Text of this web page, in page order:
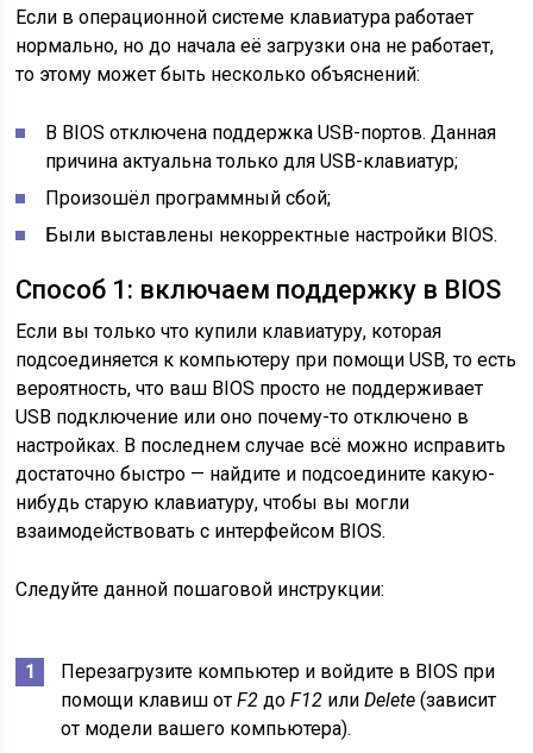
Если в операционной системе клавиатура работает
нормально, но до начала её загрузки она не работает,
то этому может быть несколько объяснений:
В BIOS отключена поддержка USB-портов. Данная
причина актуальна только для USB-клавиатур;
Произошёл программный сбой;
Были выставлены некорректные настройки BIOS.
Способ 1: включаем поддержку в BIOS
Если вы только что купили клавиатуру, которая
подсоединяется к компьютеру при помощи USB, то есть
вероятность, что ваш BIOS просто не поддерживает
USB подключение или оно почему-то отключено в
настройках. В последнем случае всё можно исправить
достаточно быстро — найдите и подсоедините какую-
нибудь старую клавиатуру, чтобы вы могли
взаимодействовать с интерфейсом BIOS.
Следуйте данной пошаговой инструкции:
Перезагрузите компьютер и войдите в BIOS при
помощи клавиш отF2 доF12 илиDelete (зависит
от модели вашего компьютера).